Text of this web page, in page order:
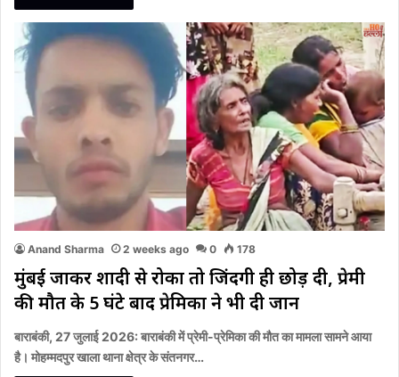
Anand Sharma 2 weeks ago 0 178
मुंबई जाकर शादी से रोका तो जिंदगी ही छोड़ दी, प्रेमी
की मौत के 5 घंटे बाद प्रेमिका ने भी दी जान
बाराबंकी, 27 जुलाई 2026: बाराबंकी में प्रेमी-प्रेमिका की मौत का मामला सामने आया
है। मोहम्मदपुर खाला थाना क्षेत्र के संतनगर…